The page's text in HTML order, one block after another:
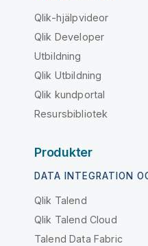
Qlik-hjälpvideor
Qlik Developer
Utbildning
Qlik Utbildning
Qlik kundportal
Resursbibliotek
Produkter
DATA INTEGRATION
Qlik Talend
Qlik Talend Cloud
Talend Data Fabric